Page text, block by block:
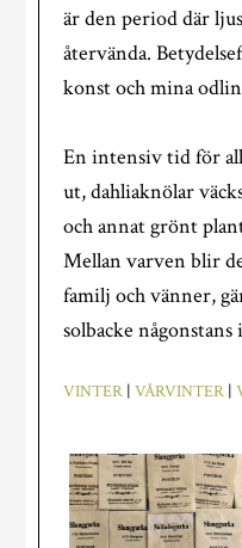
är den period där
återvända.
konst och mina
En intensiv tid för
ut, dahliaknölar
och annat grönt
Mellan varven blir
familj och vänner,
solbacke någonstans
VINTER |VÅRVINTER |